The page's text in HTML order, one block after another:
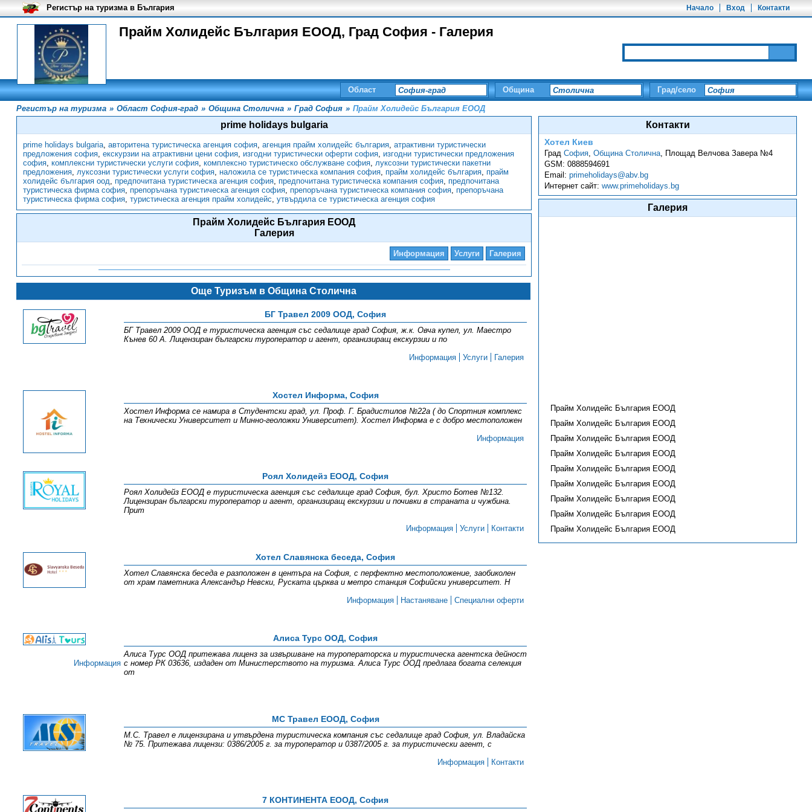
Прайм Холидейс България ЕООД, Град София - Галерия
Начало Вход Контакти
Регистър на туризма в България
Област Община Град/село
Регистър на туризма » Област София-град » Община Столична » Град София » Прайм Холидейс България ЕООД
prime holidays bulgaria
prime holidays bulgaria, авторитена туристическа агенция софия, агенция прайм холидейс българия, атрактивни туристически
предложения софия, екскурзии на атрактивни цени софия, изгодни туристически оферти софия, изгодни туристически предложения
софия, комплексни туристически услуги софия, комплексно туристическо обслужване софия, луксозни туристически пакетни
предложения, луксозни туристически услуги софия, наложила се туристическа компания софия, прайм холидейс българия, прайм
холидейс българия оод, предпочитана туристическа агенция софия, предпочитана туристическа компания софия, предпочитана
туристическа фирма софия, препоръчана туристическа агенция софия, препоръчана туристическа компания софия, препоръчана
туристическа фирма софия, туристическа агенция прайм холидейс, утвърдила се туристическа агенция софия
Прайм Холидейс България ЕООД
Галерия
Информация Услуги Галерия
Контакти
Хотел Киев
Град София, Община Столична, Площад Велчова Завера №4
GSM: 0888594691
Email: primeholidays@abv.bg
Интернет сайт: www.primeholidays.bg
Галерия
Прайм Холидейс България ЕООД
Прайм Холидейс България ЕООД
Прайм Холидейс България ЕООД
Прайм Холидейс България ЕООД
Прайм Холидейс България ЕООД
Прайм Холидейс България ЕООД
Прайм Холидейс България ЕООД
Прайм Холидейс България ЕООД
Прайм Холидейс България ЕООД
Още Туризъм в Община Столична
БГ Травел 2009 ООД, София
БГ Травел 2009 ООД е туристическа агенция със седалище град София, ж.к. Овча купел, ул. Маестро
Кънев 60 А. Лицензиран български туроператор и агент, организиращ екскурзии и по
Информация
Услуги Галерия
Хостел Информа, София
Хостел Информа се намира в Студентски град, ул. Проф. Г. Брадистилов №22а ( до Спортния комплекс
на Технически Университет и Минно-геоложки Университет). Хостел Информа е с добро местоположен
Информация
Роял Холидейз ЕООД, София
Роял Холидейз ЕООД е туристическа агенция със седалище град София, бул. Христо Ботев №132.
Лицензиран български туроператор и агент, организиращ екскурзии и почивки в страната и чужбина.
Прит
Информация
Услуги Контакти
Хотел Славянска беседа, София
Хотел Славянска беседа е разположен в центъра на София, с перфектно местоположение, заобиколен
от храм паметника Александър Невски, Руската църква и метро станция Софийски университет. Н
Информация
Настаняване Специални оферти
Алиса Турс ООД, София
Алиса Турс ООД притежава лиценз за извършване на туроператорска и туристическа агентска дейност
с номер РК 03636, издаден от Министерството на туризма. Алиса Турс ООД предлага богата селекция
от
Информация
МС Травел ЕООД, София
М.С. Травел е лицензирана и утвърдена туристическа компания със седалище град София, ул. Владайска
№ 75. Притежава лицензи: 0386/2005 г. за туроператор и 0387/2005 г. за туристически агент, с
Информация
Контакти
7 КОНТИНЕНТА ЕООД, София